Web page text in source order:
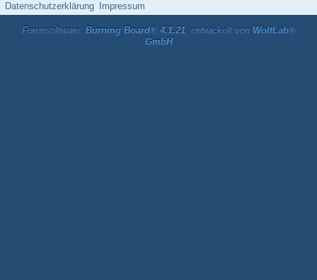
Datenschutzerklärung Impressum
Forensoftware: Burning Board® 4.1.21, entwickelt von WoltLab®
GmbH